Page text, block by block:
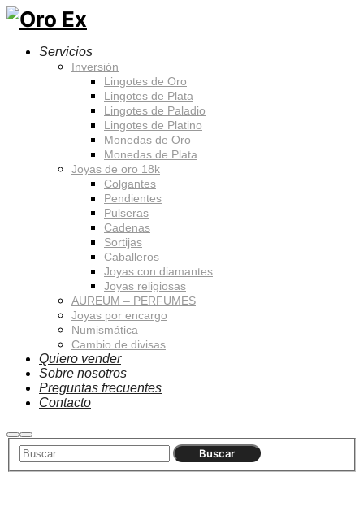
Servicios
Inversión
Lingotes de Oro
Lingotes de Plata
Lingotes de Paladio
Lingotes de Platino
Monedas de Oro
Monedas de Plata
Joyas de oro 18k
Colgantes
Pendientes
Pulseras
Cadenas
Sortijas
Caballeros
Joyas con diamantes
Joyas religiosas
AUREUM – PERFUMES
Joyas por encargo
Numismática
Cambio de divisas
Quiero vender
Sobre nosotros
Preguntas frecuentes
Contacto
Buscar
Menú
principal